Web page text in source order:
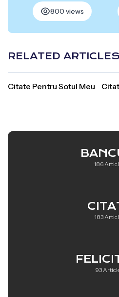
800 views
RELATED ARTICLES
Citate Pentru Sotul Meu
186
183
93